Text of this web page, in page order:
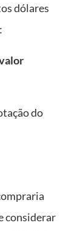
dólares
do
considerar